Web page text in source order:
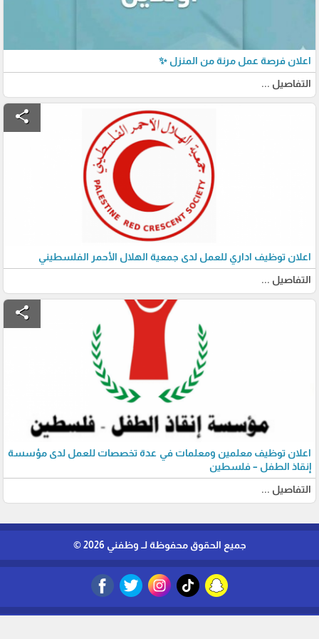
اعلان فرصة عمل مرنة من المنزل ✨
التفاصيل ...
share
اعلان توظيف اداري للعمل لدى جمعية الهلال الأحمر الفلسطيني
التفاصيل ...
share
اعلان توظيف معلمين ومعلمات في عدة تخصصات للعمل لدى مؤسسة
إنقاذ الطفل – فلسطين
التفاصيل ...
جميع الحقوق محفوظة لــ وظفني 2026 ©